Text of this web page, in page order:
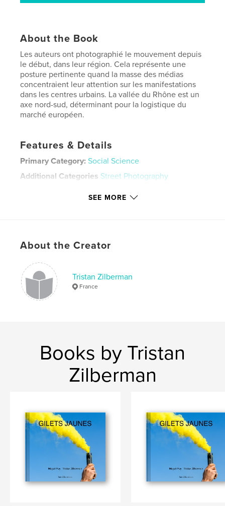
About the Book
Les auteurs ont photographié le mouvement depuis
le début, dans leur région. Cela représente une
posture pertinente quand la masse des médias
concentraient leur attention sur les manifestations
dans les centres urbains. La vallée du Rhône est un
axe nord-sud, déterminant pour la logistique du
marché européen.
Features & Details
Primary Category: Social Science
Additional Categories Street Photography
LanguageFrench
manifestation
SEE MORE
About the Creator
Tristan Zilberman
France
Books by Tristan
Zilberman